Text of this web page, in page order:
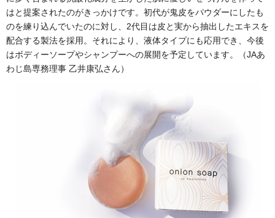
はと提案されたのがきっかけです。初代が鬼皮をパウダーにしたも
のを練り込んでいたのに対し、2代目は皮と実から抽出したエキスを
配合する製法を採用。それにより、液体タイプにも応用でき、今後
はボディーソープやシャンプーへの展開を予定しています。（JAあ
わじ島専務理事 乙井康弘さん）